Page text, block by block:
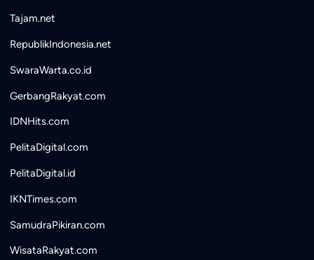
Tajam.net
RepublikIndonesia.net
SwaraWarta.co.id
GerbangRakyat.com
IDNHits.com
PelitaDigital.com
PelitaDigital.id
IKNTimes.com
SamudraPikiran.com
WisataRakyat.com